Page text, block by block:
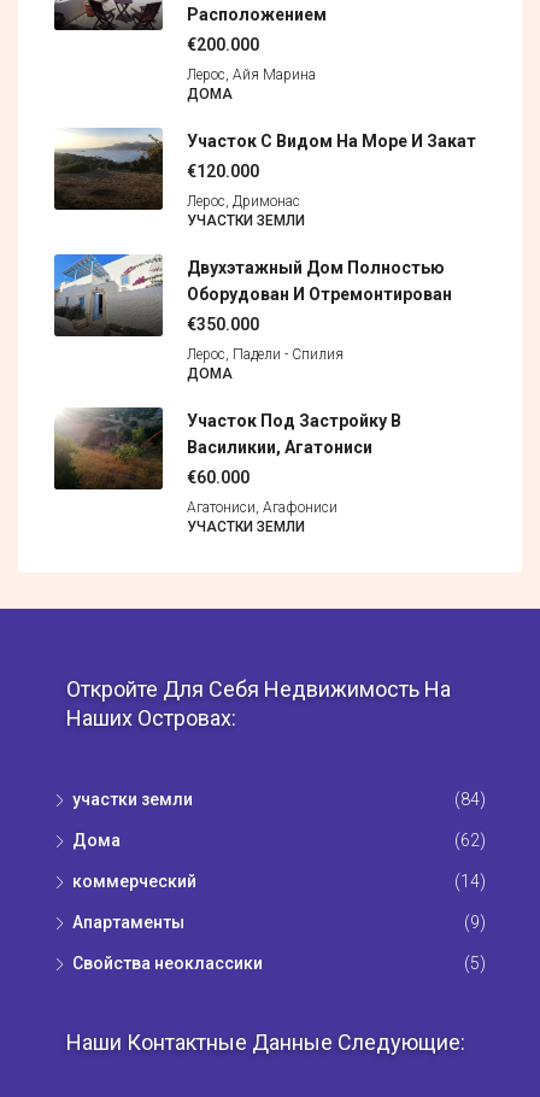
Расположением
€200.000
Лерос, Айя Марина
ДОМА
Участок С Видом На Море И Закат
€120.000
Лерос, Дримонас
УЧАСТКИ ЗЕМЛИ
Двухэтажный Дом Полностью
Оборудован И Отремонтирован
€350.000
Лерос, Падели - Спилия
ДОМА
Участок Под Застройку В
Василикии, Агатониси
€60.000
Агатониси, Агафониси
УЧАСТКИ ЗЕМЛИ
Откройте Для Себя Недвижимость На
Наших Островах:
участки земли (84)
Дома (62)
коммерческий (14)
Апартаменты (9)
Свойства неоклассики (5)
Наши Контактные Данные Следующие: